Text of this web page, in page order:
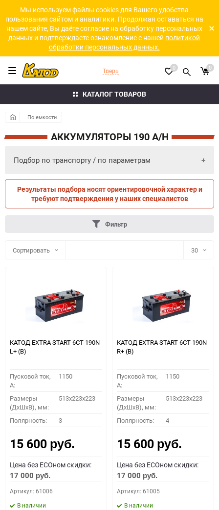
Мы используем файлы cookies для Вашего удобства
пользования сайтом и аналитики. Продолжая оставаться на
нашем сайте, Вы даёте согласие на обработку персональных
данных и подтверждаете ознакомление с нашей политикой
обработки персональных данных.
КАТАЛОГ ТОВАРОВ
Тверь 0 0
По емкости
АККУМУЛЯТОРЫ 190 A/H
Подбор по транспорту / по параметрам
ПО ТРАНСПОРТУ ПО ПАРАМЕТРАМ
ПОДОБРАТЬ
Как определить полярность?
0 - обратная 1 - прямая 3 - обратная 4 - прямая
Результаты подбора носят ориентировочной характер и
требуют подтверждения у наших специалистов
Фильтр
Сортировать 30
60
90
КАТОД EXTRA START 6СТ-190N
L+ (B)
Пусковой ток,
A:
1150
Размеры
(ДхШхВ), мм:
513x223x223
Полярность: 3
15 600 руб.
Цена без ECOном скидки:
17 000 руб.
Артикул: 61006
В наличии
КАТОД EXTRA START 6СТ-190N
R+ (B)
Пусковой ток,
A:
1150
Размеры
(ДхШхВ), мм:
513x223x223
Полярность: 4
15 600 руб.
Цена без ECOном скидки:
17 000 руб.
Артикул: 61005
В наличии